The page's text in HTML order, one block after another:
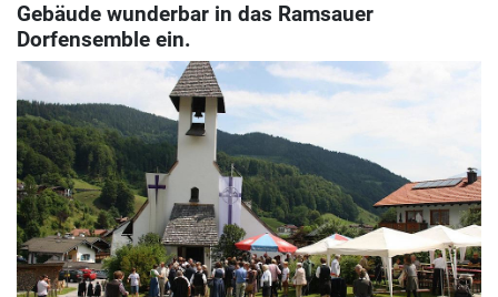
Gebäude wunderbar in das Ramsauer
Dorfensemble ein.